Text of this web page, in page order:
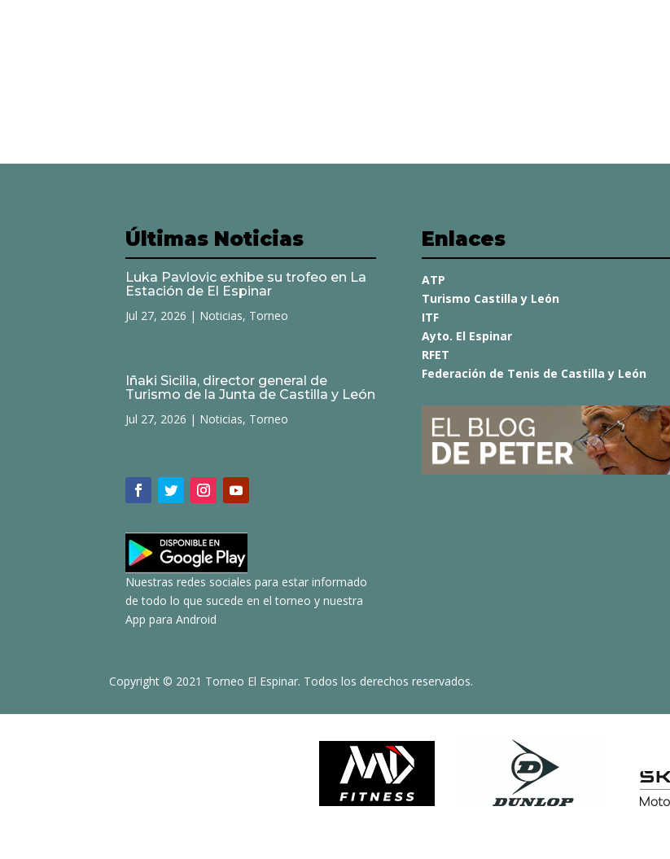
Últimas Noticias
Luka Pavlovic exhibe su trofeo en La
Estación de El Espinar
Jul 27, 2026 | Noticias, Torneo
Iñaki Sicilia, director general de
Turismo de la Junta de Castilla y León
Jul 27, 2026 | Noticias, Torneo
Nuestras redes sociales para estar informado
de todo lo que sucede en el torneo y nuestra
App para Android
Enlaces
ATP
Turismo Castilla y León
ITF
Ayto. El Espinar
RFET
Federación de Tenis de Castilla y León
Copyright © 2021 Torneo El Espinar. Todos los derechos reservados.